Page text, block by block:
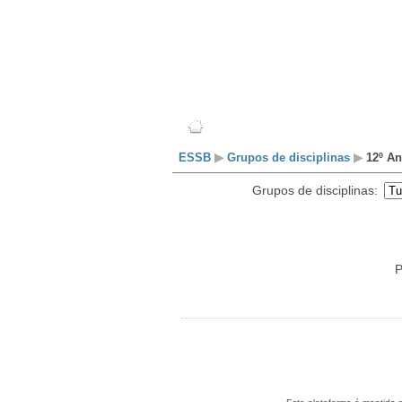
ESSB ▶ Grupos de disciplinas ▶12º
Grupos de disciplinas: